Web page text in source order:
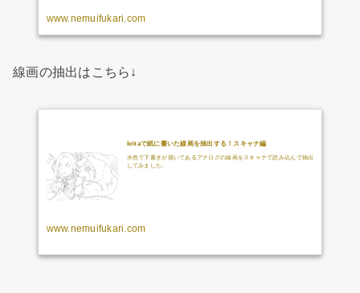
www.nemuifukari.com
線画の抽出はこちら↓
kritaで紙に書いた線画を抽出する！スキャナ編
水色で下書きが描いてあるアナログの線画をスキャナで読み込んで抽出
してみました。
www.nemuifukari.com